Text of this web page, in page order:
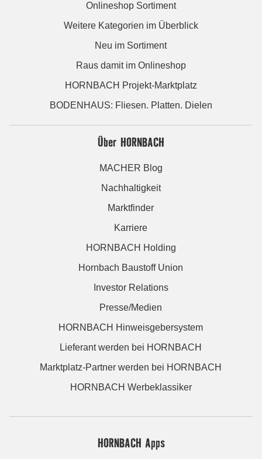
Onlineshop Sortiment
Weitere Kategorien im Überblick
Neu im Sortiment
Raus damit im Onlineshop
HORNBACH Projekt-Marktplatz
BODENHAUS: Fliesen. Platten. Dielen
Über HORNBACH
MACHER Blog
Nachhaltigkeit
Marktfinder
Karriere
HORNBACH Holding
Hornbach Baustoff Union
Investor Relations
Presse/Medien
HORNBACH Hinweisgebersystem
Lieferant werden bei HORNBACH
Marktplatz-Partner werden bei HORNBACH
HORNBACH Werbeklassiker
HORNBACH Apps